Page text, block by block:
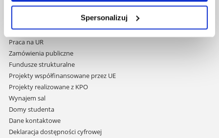
Spersonalizuj
przejdź
treści
Wydawnictwo
Studia podyplomowe
Praca na UR
Zamówienia publiczne
Fundusze strukturalne
Projekty współfinansowane przez UE
Projekty realizowane z KPO
Wynajem sal
Domy studenta
Dane kontaktowe
Deklaracja dostępności cyfrowej